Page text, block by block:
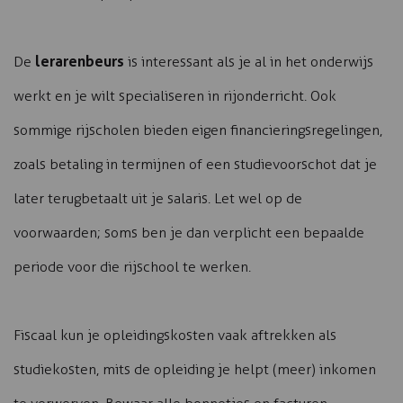
De lerarenbeurs is interessant als je al in het onderwijs
werkt en je wilt specialiseren in rijonderricht. Ook
sommige rijscholen bieden eigen financieringsregelingen,
zoals betaling in termijnen of een studievoorschot dat je
later terugbetaalt uit je salaris. Let wel op de
voorwaarden; soms ben je dan verplicht een bepaalde
periode voor die rijschool te werken.
Fiscaal kun je opleidingskosten vaak aftrekken als
studiekosten, mits de opleiding je helpt (meer) inkomen